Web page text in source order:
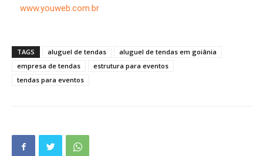
www.youweb.com.br
TAGS aluguel de tendas
aluguel de tendas em goiânia
empresa de tendas
estrutura para eventos
tendas para eventos